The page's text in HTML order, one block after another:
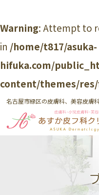
Warning: Attempt to
in /home/t817/asuka-
hifuka.com/
content/themes/
名古屋市緑区の皮膚科、美容皮膚